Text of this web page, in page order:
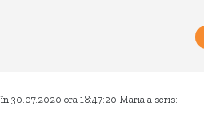
în 30.07.2020 ora 18:47:20 Mariaa scris: